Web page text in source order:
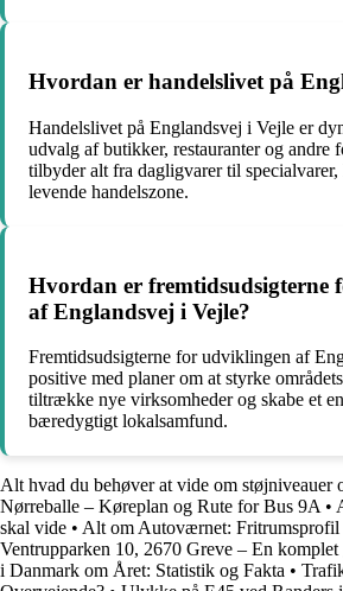
Hvordan er handelslivet på
Handelslivet på Englandsvej i Vejle er
udvalg af butikker, restauranter og andre
tilbyder alt fra dagligvarer til specialvarer,
levende handelszone.
Hvordan er fremtidsudsigterne
af Englandsvej i Vejle?
Fremtidsudsigterne for udviklingen af
positive med planer om at styrke
tiltrække nye virksomheder og skabe et
bæredygtigt lokalsamfund.
Alt hvad du behøver at vide om støjniveauer
Nørreballe – Køreplan og Rute for Bus 9A •
skal vide • Alt om Autoværnet: Fritrumsprofil
Ventrupparken 10, 2670 Greve – En komplet
i Danmark om Året: Statistik og Fakta •